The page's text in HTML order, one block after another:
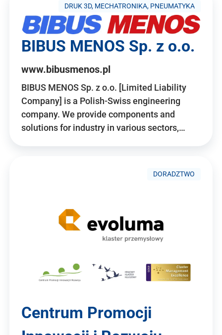
DRUK 3D, MECHATRONIKA, PNEUMATYKA
BIBUS MENOS Sp. z o.o.
www.bibusmenos.pl
BIBUS MENOS Sp. z o.o. [Limited Liability
Company] is a Polish-Swiss engineering
company. We provide components and
solutions for industry in various sectors,…
DORADZTWO
Centrum Promocji